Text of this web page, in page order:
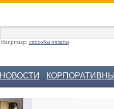
Например: способы оплаты
НОВОСТИ